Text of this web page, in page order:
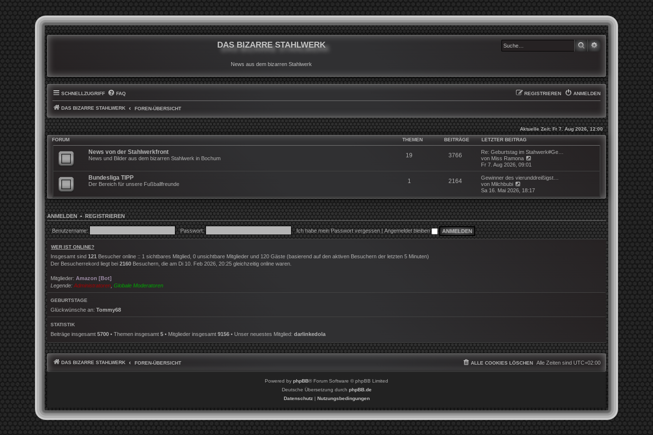
DAS BIZARRE STAHLWERK
News aus dem bizarren Stahlwerk
SUCHE
SCHNELLZUGRIFF FAQ ANMELDEN
REGISTRIEREN
DAS BIZARRE STAHLWERK FOREN-ÜBERSICHT
Aktuelle Zeit: Fr 7. Aug 2026, 12:00
FORUM
THEMEN BEITRÄGE LETZTER BEITRAG
News von der Stahlwerkfront
News und Bilder aus dem bizarren Stahlwerk in Bochum 19 3766
Re: Geburtstag im Stahwerk#Ge…
von Miss Ramona
u
e
t
e
r
B
e
i
t
r
a
Fr 7. Aug 2026, 09:01
Bundesliga TIPP
Der Bereich für unsere Fußballfreunde 1 2164
Gewinner des vierunddreißigst…
von Milchbubi
e
u
e
s
t
e
r
B
e
Sa 16. Mai 2026, 18:17
ANMELDEN•REGISTRIEREN
Benutzername: Passwort: Ich habe mein Passwort vergessen | Angemeldet bleiben
WER IST ONLINE?
Insgesamt sind 121 Besucher online :: 1 sichtbares Mitglied, 0 unsichtbare Mitglieder und 120 Gäste (basierend auf den aktiven Besuchern der letzten 5 Minuten)
Der Besucherrekord liegt bei 2160 Besuchern, die am Di 10. Feb 2026, 20:25 gleichzeitig online waren.
Mitglieder: Amazon [Bot]
Legende: Administratoren Globale Moderatoren
GEBURTSTAGE
Glückwünsche an: Tommy68
STATISTIK
Beiträge insgesamt 5700 • Themen insgesamt 5 • Mitglieder insgesamt 9156 • Unser neuestes Mitglied: darlinkedola
DAS BIZARRE STAHLWERK FOREN-ÜBERSICHT Alle Zeiten sind UTC+02:00
ALLE COOKIES LÖSCHEN
Powered by phpBB® Forum Software © phpBB Limited
Deutsche Übersetzung durch phpBB.de
Datenschutz| Nutzungsbedingungen